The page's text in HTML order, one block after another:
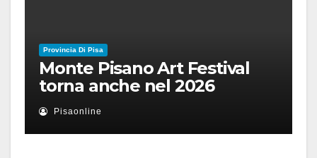
Provincia Di Pisa
Monte Pisano Art Festival
torna anche nel 2026
Pisaonline